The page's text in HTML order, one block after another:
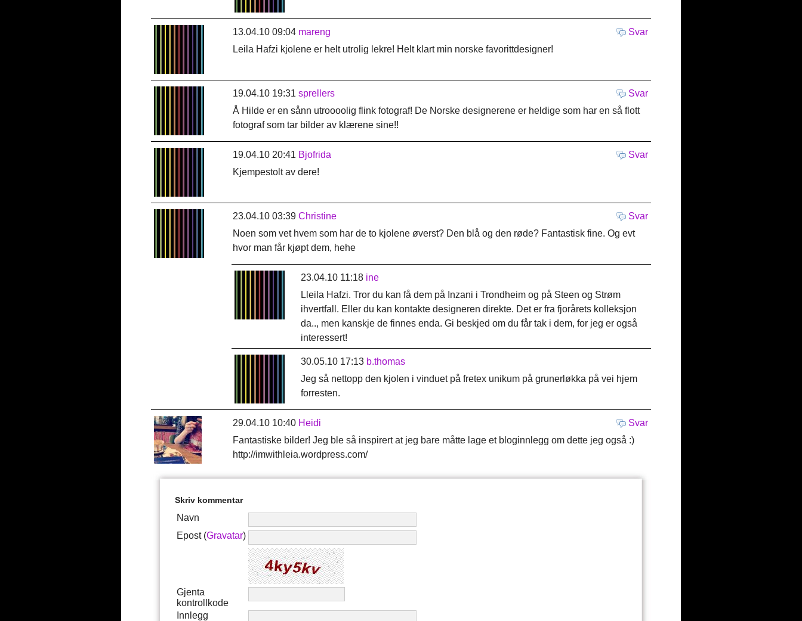
13.04.10 09:04 mareng
Svar
Leila Hafzi kjolene er helt utrolig lekre! Helt klart min norske favorittdesigner!
19.04.10 19:31 sprellers
Svar
Å Hilde er en sånn utroooolig flink fotograf! De Norske designerene er heldige som har en så flott
fotograf som tar bilder av klærene sine!!
19.04.10 20:41 Bjofrida
Svar
Kjempestolt av dere!
23.04.10 03:39 Christine
Svar
Noen som vet hvem som har de to kjolene øverst? Den blå og den røde? Fantastisk fine. Og evt
hvor man får kjøpt dem, hehe
23.04.10 11:18 ine
Lleila Hafzi. Tror du kan få dem på Inzani i Trondheim og på Steen og Strøm
ihvertfall. Eller du kan kontakte designeren direkte. Det er fra fjorårets kolleksjon
da.., men kanskje de finnes enda. Gi beskjed om du får tak i dem, for jeg er også
interessert!
30.05.10 17:13 b.thomas
Jeg så nettopp den kjolen i vinduet på fretex unikum på grunerløkka på vei hjem
forresten.
29.04.10 10:40 Heidi
Svar
Fantastiske bilder! Jeg ble så inspirert at jeg bare måtte lage et bloginnlegg om dette jeg også :)
http://imwithleia.wordpress.com/
Skriv kommentar
Navn
Epost (Gravatar)
Gjenta
kontrollkode
Innlegg